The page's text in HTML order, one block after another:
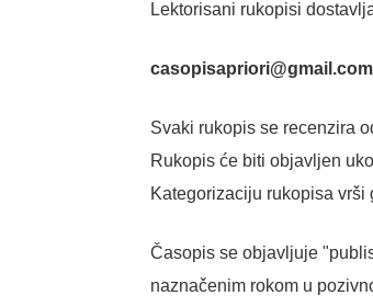
Lektorisani rukopisi
casopisapriori@gmail.com
Svaki rukopis se recenzira
Rukopis će biti objavlјen
Kategorizaciju rukopisa
Časopis se objavljuje
naznačenim rokom u